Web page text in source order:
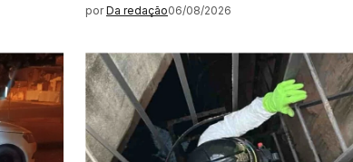
por Da redação06/08/2026